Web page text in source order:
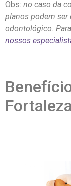
Obs: no caso da
planos podem ser
odontológico.
nossos